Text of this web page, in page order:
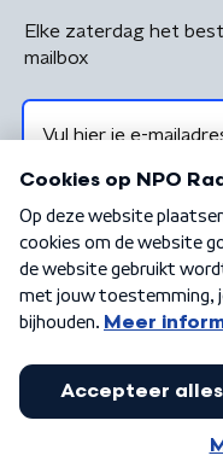
Elke zaterdag het
mailbox
Algemene